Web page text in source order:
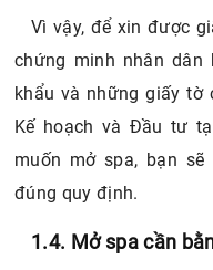
Vì vậy, để xin được
chứng minh nhân dân
khẩu và những giấy tờ
Kế hoạch và Đầu tư
muốn mở spa, bạn
đúng quy định.
1.4. Mở spa cần